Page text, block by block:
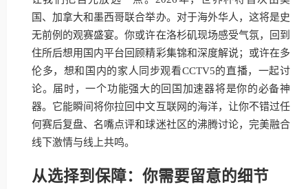
国、加拿大和墨西哥联合举办。对于海外华人，这将是史
无前例的观赛盛宴。你或许在洛杉矶现场感受气氛，回到
住所后想用国内平台回顾精彩集锦和深度解说；或许在多
伦多，想和国内的家人同步观看CCTV5的直播，一起讨
论。届时，一个功能强大的回国加速器将是你的必备神
器。它能瞬间将你拉回中文互联网的海洋，让你不错过任
何赛后复盘、名嘴点评和球迷社区的沸腾讨论，完美融合
线下激情与线上共鸣。
从选择到保障：你需要留意的细节